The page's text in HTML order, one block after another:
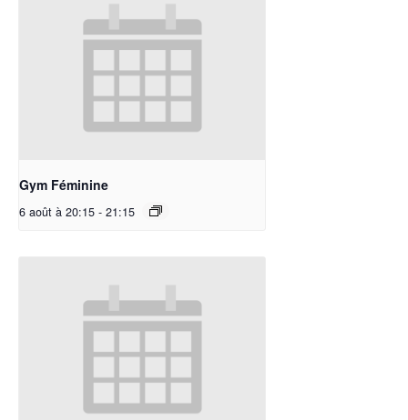
Gym Féminine
6 août à 20:15 - 21:15